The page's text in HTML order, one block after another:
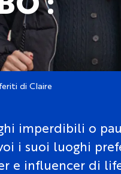
di Claire
imperdibili o
i suoi luoghi
e influencer di